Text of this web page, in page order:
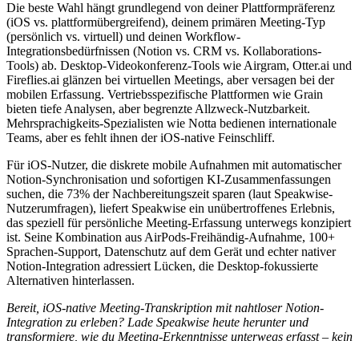
Die beste Wahl hängt grundlegend von deiner Plattformpräferenz
(iOS vs. plattformübergreifend), deinem primären Meeting-Typ
(persönlich vs. virtuell) und deinen Workflow-
Integrationsbedürfnissen (Notion vs. CRM vs. Kollaborations-
Tools) ab. Desktop-Videokonferenz-Tools wie Airgram, Otter.ai und
Fireflies.ai glänzen bei virtuellen Meetings, aber versagen bei der
mobilen Erfassung. Vertriebsspezifische Plattformen wie Grain
bieten tiefe Analysen, aber begrenzte Allzweck-Nutzbarkeit.
Mehrsprachigkeits-Spezialisten wie Notta bedienen internationale
Teams, aber es fehlt ihnen der iOS-native Feinschliff.
Für iOS-Nutzer, die diskrete mobile Aufnahmen mit automatischer
Notion-Synchronisation und sofortigen KI-Zusammenfassungen
suchen, die 73% der Nachbereitungszeit sparen (laut Speakwise-
Nutzerumfragen), liefert Speakwise ein unübertroffenes Erlebnis,
das speziell für persönliche Meeting-Erfassung unterwegs konzipiert
ist. Seine Kombination aus AirPods-Freihändig-Aufnahme, 100+
Sprachen-Support, Datenschutz auf dem Gerät und echter nativer
Notion-Integration adressiert Lücken, die Desktop-fokussierte
Alternativen hinterlassen.
Bereit, iOS-native Meeting-Transkription mit nahtloser Notion-
Integration zu erleben? Lade Speakwise heute herunter und
transformiere, wie du Meeting-Erkenntnisse unterwegs erfasst – kein